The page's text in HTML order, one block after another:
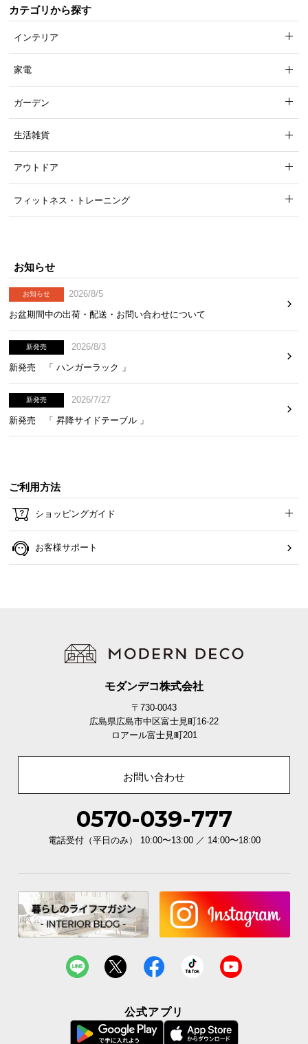
カテゴリから探す
インテリア
家電
ガーデン
生活雑貨
アウトドア
フィットネス・トレーニング
お知らせ
お知らせ
2026/8/5
お盆期間中の出荷・配送・お問い合わせについて
新発売
2026/8/3
新発売 「 ハンガーラック 」
新発売
2026/7/27
新発売 「 昇降サイドテーブル 」
ご利用方法
ショッピングガイド
お客様サポート
モダンデコ株式会社
〒730-0043
広島県広島市中区富士見町16-22
ロアール富士見町201
お問い合わせ
0570-039-777
電話受付（平日のみ） 10:00〜13:00 ／ 14:00〜18:00
公式アプリ